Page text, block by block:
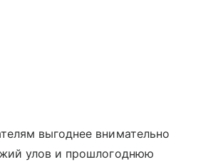
выгоднее внимательно
улов и прошлогоднюю